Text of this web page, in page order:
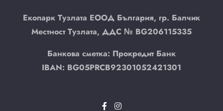
Екопарк Тузлата ЕООД България, гр. Балчик
Местност Тузлата, ДДС № BG206115335
Банкова сметка: Прокредит Банк
IBAN: BG05PRCB92301052421301